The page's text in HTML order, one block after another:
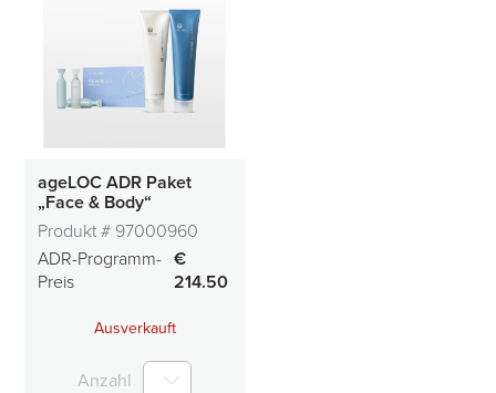
ageLOC ADR Paket
„Face & Body“
Produkt # 97000960
ADR-Programm-
Preis
€
214.50
Ausverkauft
Anzahl